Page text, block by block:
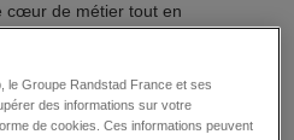
cœur de métier tout en
le Groupe Randstad France et ses
des informations sur votre
de cookies. Ces informations peuvent